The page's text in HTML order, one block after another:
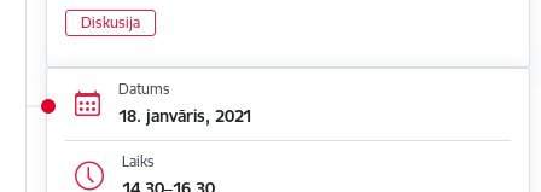
Diskusija
Datums
18. janvāris, 2021
Laiks